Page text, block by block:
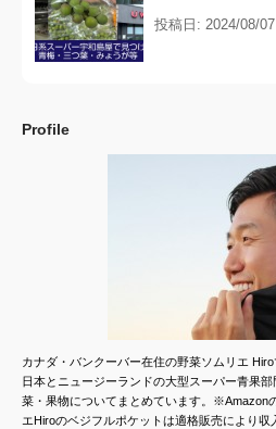
投稿日: 2024/08/07
Profile
カナダ・バンクーバー在住の野菜ソムリエ Hiro
日本とニュージーランドの大型スーパー青果
菜・果物についてまとめています。※Amazon
エHiroのベジフルポケットは適格販売により収